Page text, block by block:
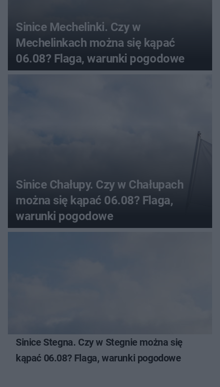
Sinice Mechelinki. Czy w
Mechelinkach można się kąpać
06.08? Flaga, warunki pogodowe
Sinice Chałupy. Czy w Chałupach
można się kąpać 06.08? Flaga,
warunki pogodowe
Sinice Stegna. Czy w Stegnie można się
kąpać 06.08? Flaga, warunki pogodowe